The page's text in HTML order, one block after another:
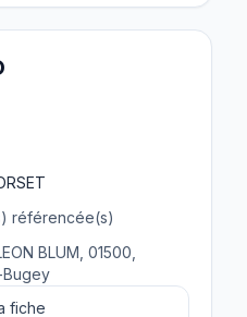
référencée(s)
BLUM, 01500,
fiche